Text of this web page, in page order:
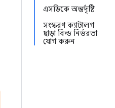
এসডিকে অন্তর্দৃষ্টি
সংস্করণ ক্যাটালগ
ছাড়া বিল্ড নির্ভরতা
যোগ করুন